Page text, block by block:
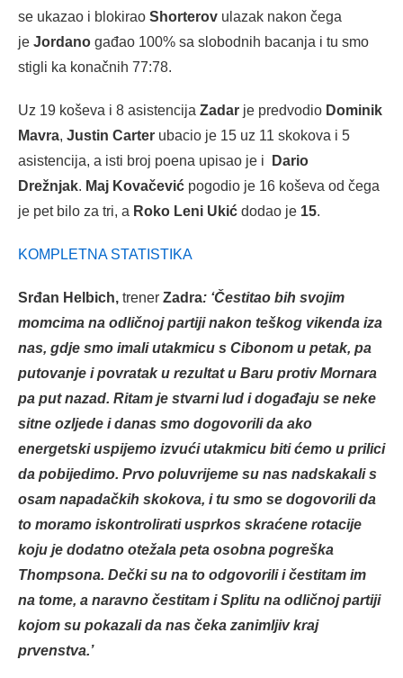
se ukazao i blokirao Shorterov ulazak nakon čega
je Jordano gađao 100% sa slobodnih bacanja i tu smo
stigli ka konačnih 77:78.
Uz 19 koševa i 8 asistencija Zadar je predvodio Dominik
Mavra, Justin Carter ubacio je 15 uz 11 skokova i 5
asistencija, a isti broj poena upisao je i
Dario
Drežnjak. Maj Kovačević pogodio je 16 koševa od čega
je pet bilo za tri, a Roko Leni Ukić dodao je 15.
KOMPLETNA STATISTIKA
Srđan Helbich, trener Zadra: ‘Čestitao bih svojim
momcima na odličnoj partiji nakon teškog vikenda iza
nas, gdje smo imali utakmicu s Cibonom u petak, pa
putovanje i povratak u rezultat u Baru protiv Mornara
pa put nazad. Ritam je stvarni lud i događaju se neke
sitne ozljede i danas smo dogovorili da ako
energetski uspijemo izvući utakmicu biti ćemo u prilici
da pobijedimo. Prvo poluvrijeme su nas nadskakali s
osam napadačkih skokova, i tu smo se dogovorili da
to moramo iskontrolirati usprkos skraćene rotacije
koju je dodatno otežala peta osobna pogreška
Thompsona. Dečki su na to odgovorili i čestitam im
na tome, a naravno čestitam i Splitu na odličnoj partiji
kojom su pokazali da nas čeka zanimljiv kraj
prvenstva.’